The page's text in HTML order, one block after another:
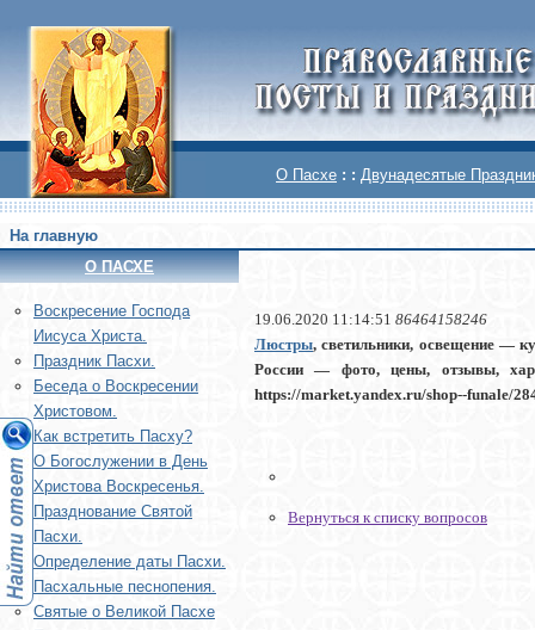
О Пасхе : : Двунадесятые
На главную
О ПАСХЕ
Воскреcение Господа
Иисуса Христа.
Праздник Пасхи.
Беседа о Воскресении
Христовом.
Как встретить Пасху?
О Богослужении в День
Христова Воскресенья.
Празднование Святой
Пасхи.
Определение даты Пасхи.
Пасхальные песнопения.
Святые о Великой Пасхе
19.06.2020 11:14:51 86464158246
Люстры, светильники, освещение —
России — фото, цены, отзывы,
https://market.yandex.ru/shop--funale/
Вернуться к списку вопросов